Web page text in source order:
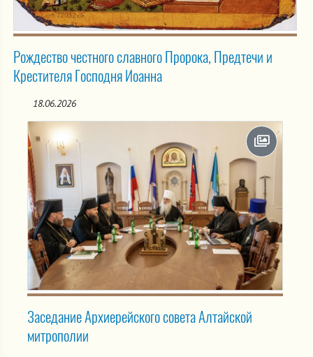
Рождество честного славного Пророка, Предтечи и
Крестителя Господня Иоанна
18.06.2026
Заседание Архиерейского совета Алтайской
митрополии